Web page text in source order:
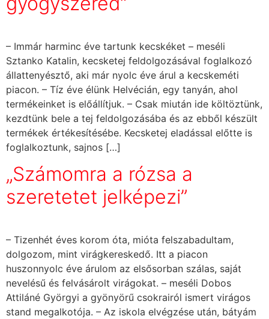
– Immár harminc éve tartunk kecskéket – meséli
Sztanko Katalin, kecsketej feldolgozásával foglalkozó
állattenyésztő, aki már nyolc éve árul a kecskeméti
piacon. – Tíz éve élünk Helvécián, egy tanyán, ahol
termékeinket is előállítjuk. – Csak miután ide költöztünk,
kezdtünk bele a tej feldolgozásába és az ebből készült
termékek értékesítésébe. Kecsketej eladással előtte is
foglalkoztunk, sajnos […]
„Számomra a rózsa a
szeretetet jelképezi”
– Tizenhét éves korom óta, mióta felszabadultam,
dolgozom, mint virágkereskedő. Itt a piacon
huszonnyolc éve árulom az elsősorban szálas, saját
nevelésű és felvásárolt virágokat. – meséli Dobos
Attiláné Györgyi a gyönyörű csokrairól ismert virágos
stand megalkotója. – Az iskola elvégzése után, bátyám